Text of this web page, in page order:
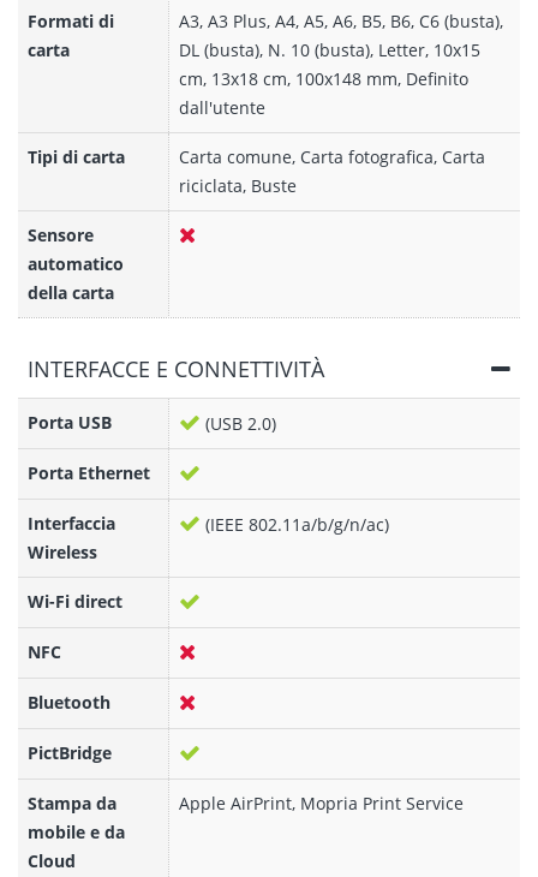
Formati di
carta
A3, A3 Plus, A4, A5, A6, B5, B6, C6 (busta),
DL (busta), N. 10 (busta), Letter, 10x15
cm, 13x18 cm, 100x148 mm, Definito
dall'utente
Tipi di carta
Carta comune, Carta fotografica, Carta
riciclata, Buste
Sensore
automatico
della carta
INTERFACCE E CONNETTIVITÀ
Porta USB (USB 2.0)
Porta Ethernet
Interfaccia
Wireless
(IEEE 802.11a/b/g/n/ac)
Wi-Fi direct
NFC
Bluetooth
PictBridge
Stampa da
mobile e da
Cloud
Apple AirPrint, Mopria Print Service